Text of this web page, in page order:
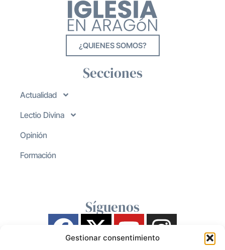
Gestionar consentimiento
¿QUIENES SOMOS?
Secciones
Actualidad
Lectio Divina
Opinión
Formación
Síguenos